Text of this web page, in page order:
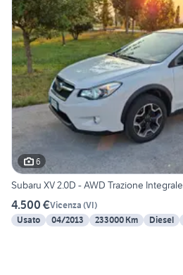
6
Subaru XV 2.0D - AWD Trazione Integrale
4.500 €Vicenza (VI)
Usato
04/2013 233000 Km Diesel